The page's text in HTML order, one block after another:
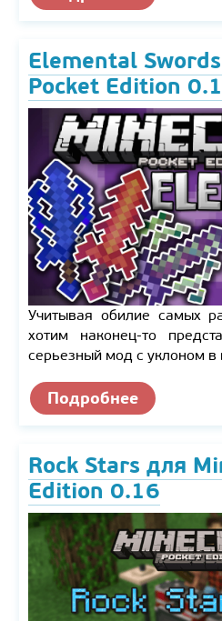
Elemental
Pocket Edition
Учитывая обилие самых
хотим наконец-то
серьезный мод с уклоном в
Подробнее
Rock Stars для
Edition 0.16